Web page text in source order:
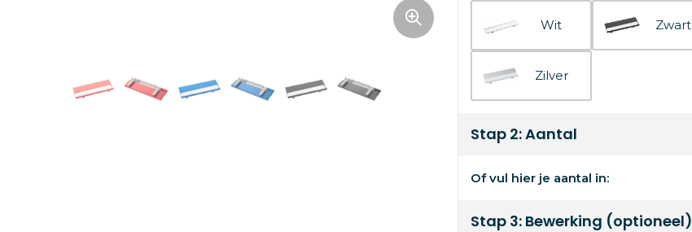
Wit Zwart
Zilver
Stap 2: Aantal
Of vul hier je aantal in:
Stap 3: Bewerking (optioneel)